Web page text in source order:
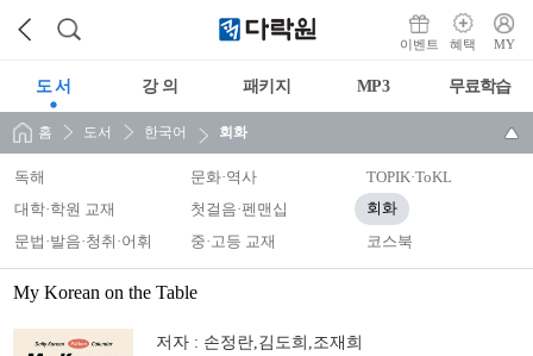
이벤트 혜택 MY
도 서 강 의 패키지 MP3 무료학습
홈 도서 한국어 회화
독해 문화·역사
TOPIK·ToKL
대학·학원 교재
첫걸음·펜맨십 회화
문법·발음·청취·어휘 중·고등 교재 코스북
My Korean on the Table
저자 : 손정란,김도희,조재희